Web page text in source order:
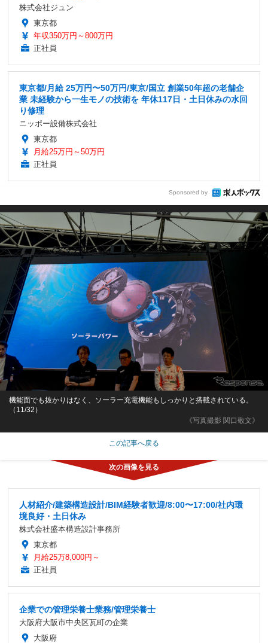
株式会社ジュン
東京都
年収350万円～800万円
正社員
東京都/月給 25万円〜50万円/東京/国立 創業50年超の老舗企
業 未経験から一生モノの技術を 年休117日・土日休みの水回
り修理
ニッポー設備株式会社
東京都
月給25万円～50万円
正社員
Sponsored by
《写真撮影 関口敬文》
機能面でも抜かりはなく、ソーラー充電機能もしっかりと搭載されている。
（11/32）
この記事へ戻る
人材紹介/建築構造設計/BIM経験者歓迎/8:00〜17:00/社内環
境良好・土日休み
株式会社盛本構造設計事務所
東京都
月給25万8,000円～
正社員
企業での管理栄養士業務/管理栄養士
大阪府大阪市中央区瓦町の企業
大阪府